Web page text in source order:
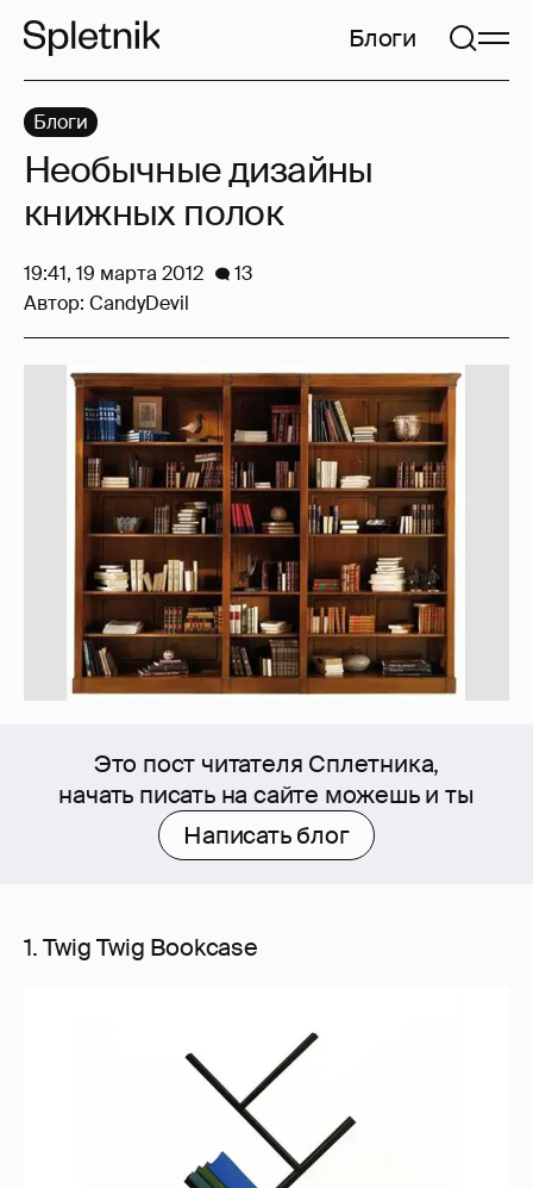
Блоги
Это пост читателя Сплетника,
начать писать на сайте можешь и ты
Написать блог
1. Twig Twig Bookcase
Блоги
Необычные дизайны
книжных полок
19:41, 19 марта 2012
13
Автор: CandyDevil